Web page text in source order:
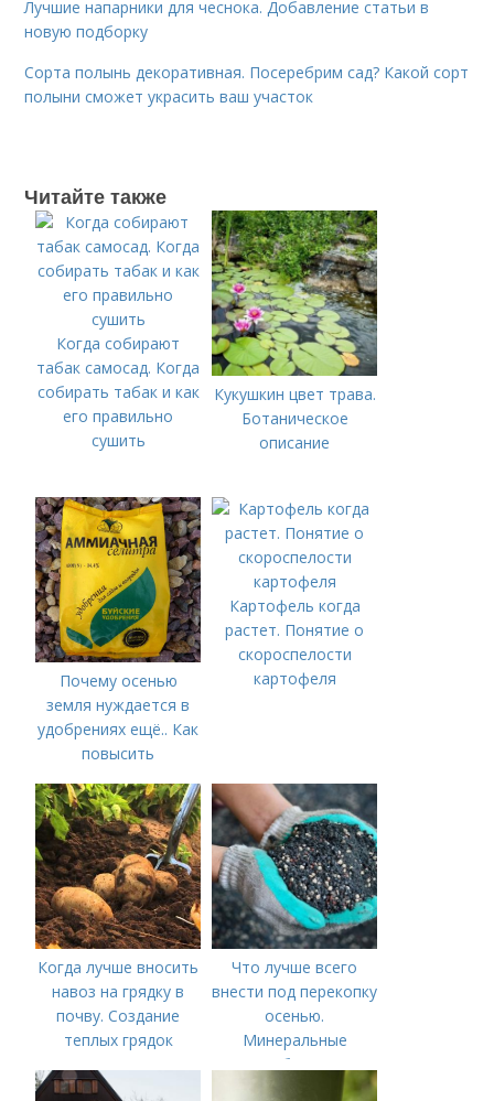
Лучшие напарники для чеснока. Добавление статьи в
новую подборку
Сорта полынь декоративная. Посеребрим сад? Какой сорт
полыни сможет украсить ваш участок
Читайте также
Когда собирают
табак самосад. Когда
собирать табак и как
его правильно
сушить
Кукушкин цвет трава.
Ботаническое
описание
Почему осенью
земля нуждается в
удобрениях ещё.. Как
повысить
осенью
Картофель когда
растет. Понятие о
скороспелости
картофеля
Когда лучше вносить
навоз на грядку в
почву. Создание
теплых грядок
Что лучше всего
внести под перекопку
осенью.
Минеральные
удобрения